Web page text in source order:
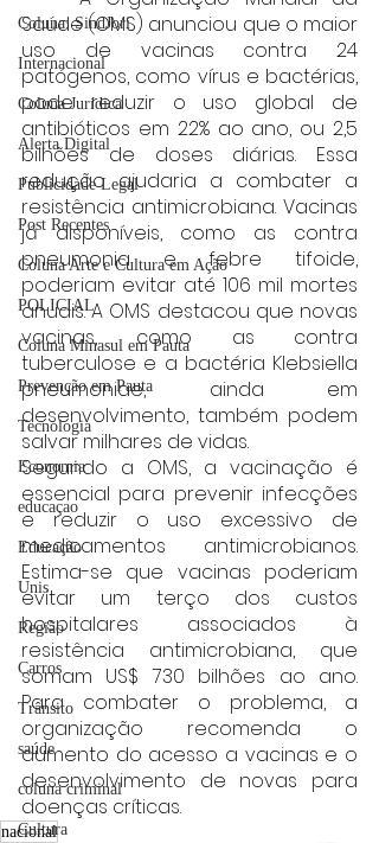
Coluna: SindJori
Internacional
Coluna Jurídica
Alerta Digital
Publicidade Legal
Post Recentes
Coluna Arte e Cultura em Ação
POLICIAL
Coluna Minasul em Pauta
Prevenção em Pauta
Tecnologia
Economia
educaçao
Educação
Unis
Região
Carros
Trânsito
saúde
coluna criminal
Cultura
Saúde (OMS) anunciou que o maior
uso de vacinas contra 24
patógenos, como vírus e bactérias,
pode reduzir o uso global de
antibióticos em 22% ao ano, ou 2,5
bilhões de doses diárias. Essa
redução ajudaria a combater a
resistência antimicrobiana. Vacinas
já disponíveis, como as contra
pneumonia e febre tifoide,
poderiam evitar até 106 mil mortes
anuais. A OMS destacou que novas
vacinas, como as contra
tuberculose e a bactéria Klebsiella
pneumoniae, ainda em
desenvolvimento, também podem
salvar milhares de vidas.
Segundo a OMS, a vacinação é
essencial para prevenir infecções
e reduzir o uso excessivo de
medicamentos antimicrobianos.
Estima-se que vacinas poderiam
evitar um terço dos custos
hospitalares associados à
resistência antimicrobiana, que
somam US$ 730 bilhões ao ano.
Para combater o problema, a
organização recomenda o
aumento do acesso a vacinas e o
desenvolvimento de novas para
doenças críticas.
nacional